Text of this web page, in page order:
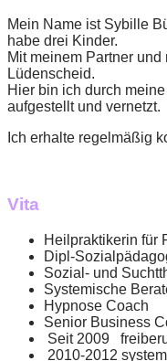
Mein Name ist Sybille
habe drei Kinder.
Mit meinem Partner
Lüdenscheid.
Hier bin ich durch
aufgestellt und vernetzt.
Ich erhalte regelmäßig
Vita
Heilpraktikerin für
Dipl-
Sozial- und
Systemische
Hypnose Coach
Senior Business
Seit 2009
2010-2012